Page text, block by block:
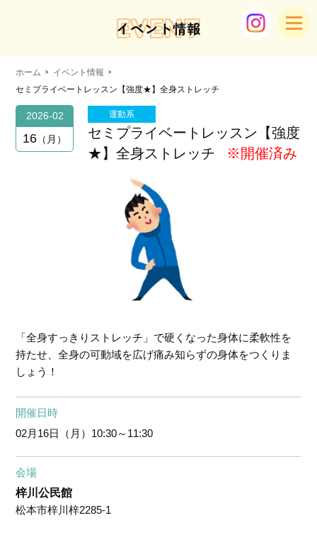
EVENT
イベント情報
ホーム
イベント情報
セミプライベートレッスン【強度★】全身ストレッチ
2026-02
16 月
運動系
セミプライベートレッスン【強度
★】全身ストレッチ
※開催済み
「全身すっきりストレッチ」で硬くなった身体に柔軟性を
持たせ、全身の可動域を広げ痛み知らずの身体をつくりま
しょう！
開催日時
02月16日（月） 10:30～11:30
会場
梓川公民館
松本市梓川梓2285-1